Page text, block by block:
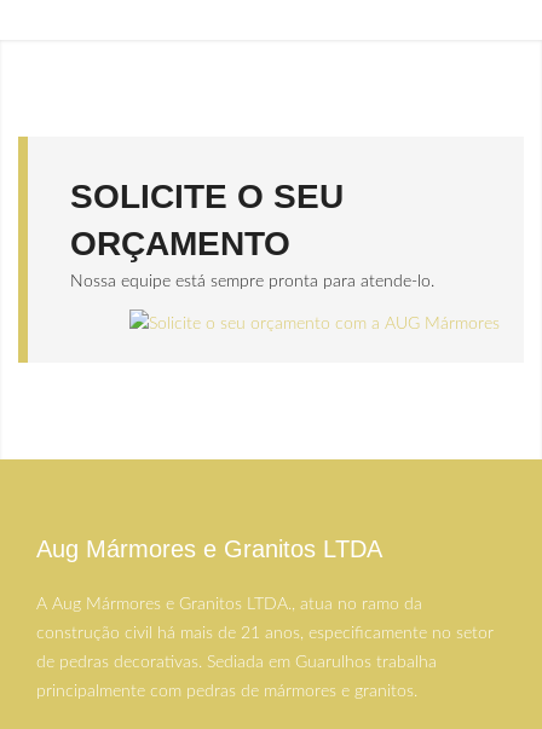
SOLICITE O SEU
ORÇAMENTO
Nossa equipe está sempre pronta para atende-lo.
Aug Mármores e Granitos LTDA
A Aug Mármores e Granitos LTDA., atua no ramo da
construção civil há mais de 21 anos, especificamente no setor
de pedras decorativas. Sediada em Guarulhos trabalha
principalmente com pedras de mármores e granitos.